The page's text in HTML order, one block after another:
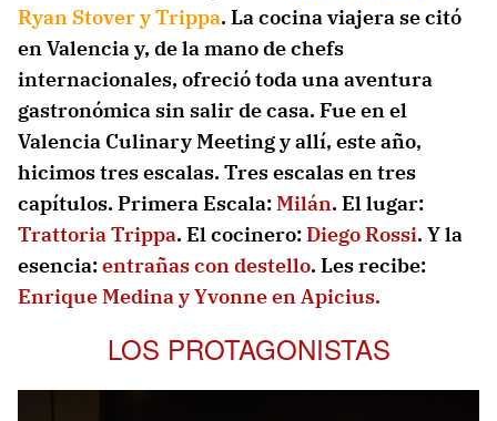
Ryan Stover y Trippa. La cocina viajera se citó
en Valencia y, de la mano de chefs
internacionales, ofreció toda una aventura
gastronómica sin salir de casa. Fue en el
Valencia Culinary Meeting y allí, este año,
hicimos tres escalas. Tres escalas en tres
capítulos. Primera Escala:Milán. El lugar:
Trattoria Trippa. El cocinero:Diego Rossi. Y la
esencia:entrañas con destello. Les recibe:
Enrique Medina y Yvonne en Apicius.
LOS PROTAGONISTAS